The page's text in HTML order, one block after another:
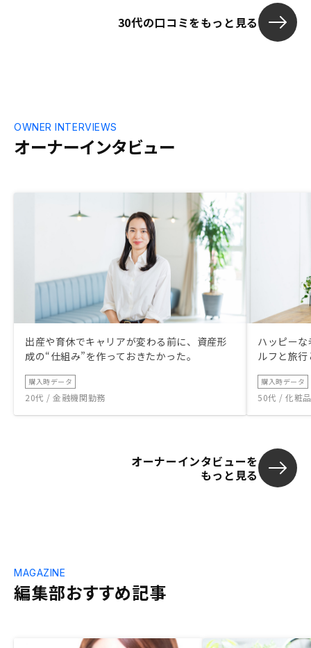
30代の口コミをもっと見る
オーナーインタビュー
OWNER INTERVIEWS
出産や育休でキャリアが変わる前に、資産形
成の“仕組み”を作っておきたかった。
購入時データ
20代 / 金融機関勤務
ハッピー
ルフと旅
購入時データ
50代 / 化粧
オーナーインタビューを
もっと見る
編集部おすすめ記事
MAGAZINE